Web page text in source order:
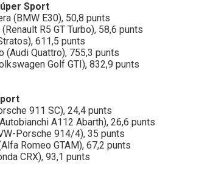
Sport
(BMW E30), 50,8 punts
R5 GT Turbo), 58,6 punts
611,5 punts
(Audi Quattro), 755,3 punts
Golf GTI), 832,9 punts
911 SC), 24,4 punts
A112 Abarth), 26,6 punts
Porsche 914/4), 35 punts
Romeo GTAM), 67,2 punts
CRX), 93,1 punts